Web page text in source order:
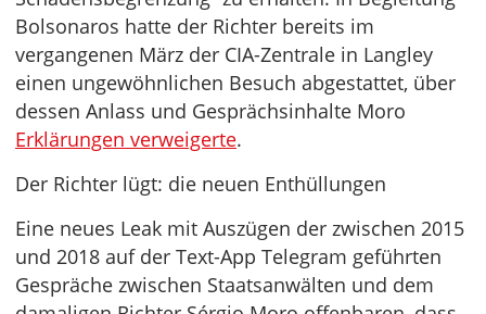
Bolsonaros hatte der Richter bereits im
vergangenen März der CIA-Zentrale in Langley
einen ungewöhnlichen Besuch abgestattet, über
dessen Anlass und Gesprächsinhalte Moro
Erklärungen verweigerte.
Der Richter lügt: die neuen Enthüllungen
Eine neues Leak mit Auszügen der zwischen 2015
und 2018 auf der Text-App Telegram geführten
Gespräche zwischen Staatsanwälten und dem